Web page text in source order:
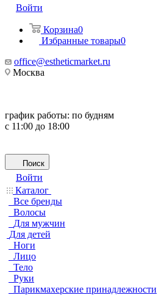
Войти
Корзина0
Избранные товары0
office@estheticmarket.ru
Москва
график работы: по будням
с 11:00 до 18:00
Поиск
Войти
Каталог
Все бренды
Волосы
Для мужчин
Для детей
Ноги
Лицо
Тело
Руки
Парикмахерские принадлежности